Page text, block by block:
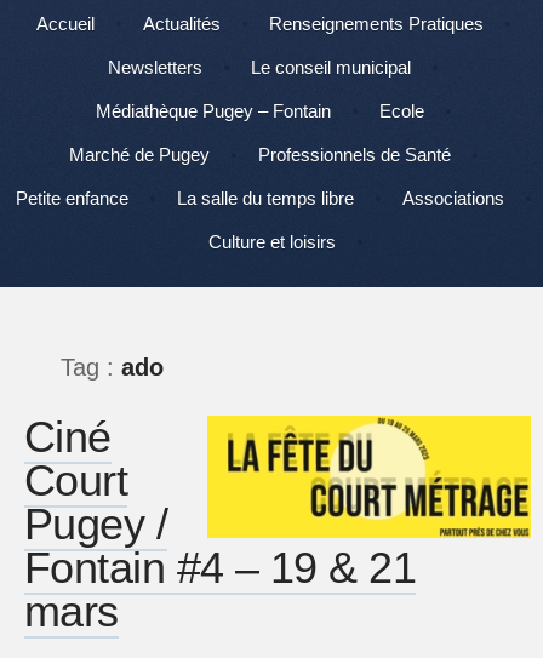
Menu
Aller au contenu
Accueil Actualités Renseignements Pratiques
Newsletters Le conseil municipal
Médiathèque Pugey – Fontain Ecole
Marché de Pugey Professionnels de Santé
Petite enfance La salle du temps libre Associations
Culture et loisirs
Tag : ado
Ciné
Court
Pugey /
Fontain #4 – 19 & 21
mars